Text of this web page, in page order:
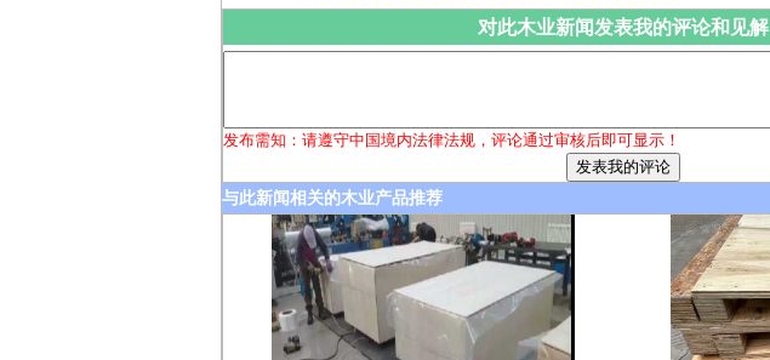
对此木业新闻发表我的评论和见解
发布需知：请遵守中国境内法律法规，评论通过审核后即可显示！
与此新闻相关的木业产品推荐